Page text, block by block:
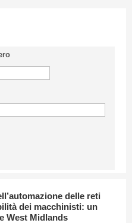
delle reti
dei macchinisti: un
West Midlands